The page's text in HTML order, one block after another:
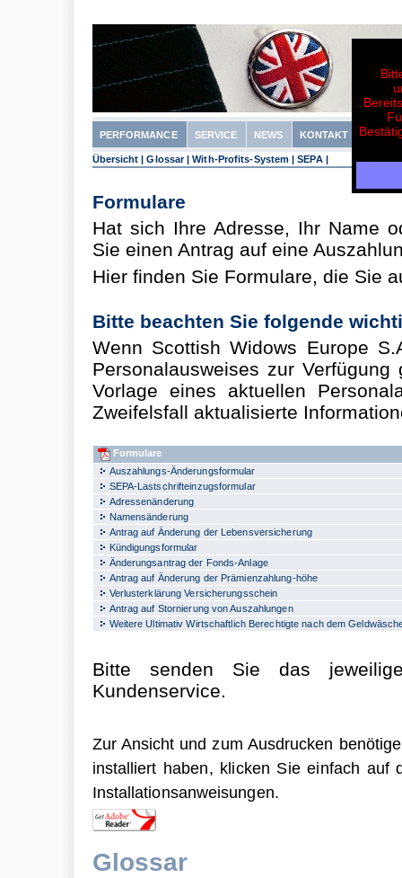
PERFORMANCE SERVICE NEWS KONTAKT
Übersicht |Glossar|With-Profits-System |SEPA|
Formulare
Hat sich Ihre Adresse, Ihr Name
Sie einen Antrag auf eine
Hier finden Sie Formulare, die Sie
Bitte beachten Sie folgende
Wenn Scottish Widows Europe
Personalausweises zur
Vorlage eines aktuellen
Zweifelsfall aktualisierte
Formulare
Auszahlungs-Änderungsformular
SEPA-Lastschrifteinzugsformular
Adressenänderung
Namensänderung
Antrag auf Änderung der Lebensversicherung
Kündigungsformular
Änderungsantrag der Fonds-Anlage
Antrag auf Änderung der Prämienzahlung-höhe
Verlusterklärung Versicherungsschein
Antrag auf Stornierung von Auszahlungen
Weitere Ultimativ Wirtschaftlich Berechtigte nach dem
Bitte senden Sie das
Kundenservice.
Zur Ansicht und zum Ausdrucken
installiert haben, klicken Sie einfach
Installationsanweisungen.
Glossar